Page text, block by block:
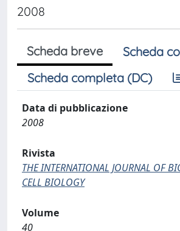
2008
Scheda breve
Scheda
Scheda completa (DC)
Data di pubblicazione
2008
Rivista
THE INTERNATIONAL JOURNAL OF
CELL BIOLOGY
Volume
40